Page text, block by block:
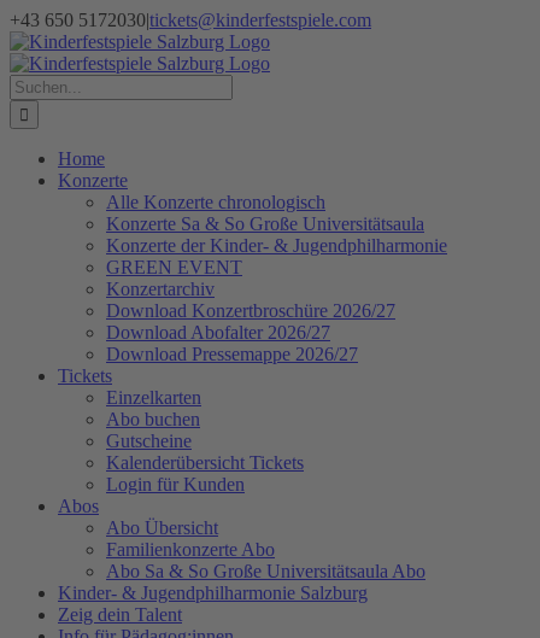
Zum
Inhalt
springen
+43 650 5172030|tickets@kinderfestspiele.com
Facebook
Instagram
Newsletter
Suche
nach:
Home
Konzerte
Alle Konzerte chronologisch
Konzerte Sa & So Große Universitätsaula
Konzerte der Kinder- & Jugendphilharmonie
GREEN EVENT
Konzertarchiv
Download Konzertbroschüre 2026/27
Download Abofalter 2026/27
Download Pressemappe 2026/27
Tickets
Einzelkarten
Abo buchen
Gutscheine
Kalenderübersicht Tickets
Login für Kunden
Abos
Abo Übersicht
Familienkonzerte Abo
Abo Sa & So Große Universitätsaula Abo
Kinder- & Jugendphilharmonie Salzburg
Zeig dein Talent